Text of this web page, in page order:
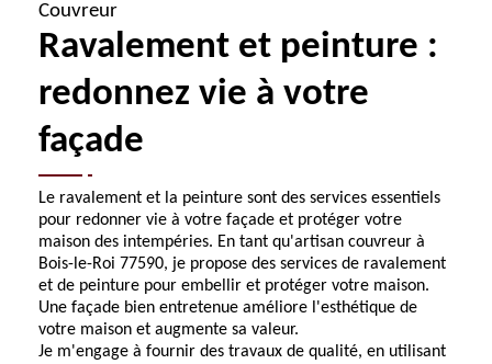
Couvreur
Ravalement et peinture :
redonnez vie à votre
façade
Le ravalement et la peinture sont des services essentiels
pour redonner vie à votre façade et protéger votre
maison des intempéries. En tant qu'artisan couvreur à
Bois-le-Roi 77590, je propose des services de ravalement
et de peinture pour embellir et protéger votre maison.
Une façade bien entretenue améliore l'esthétique de
votre maison et augmente sa valeur.
Je m'engage à fournir des travaux de qualité, en utilisant